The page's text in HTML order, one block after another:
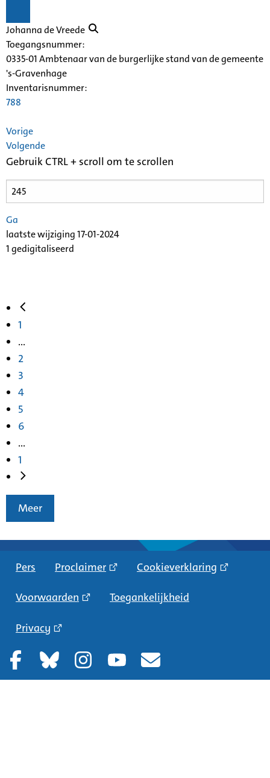
Johanna de Vreede
Toegangsnummer:
0335-01 Ambtenaar van de burgerlijke stand van de gemeente
's-Gravenhage
Inventarisnummer:
788
Vorige
Volgende
Gebruik CTRL + scroll om te scrollen
Ga
laatste wijziging 17-01-2024
1 gedigitaliseerd
1
...
2
3
4
5
6
...
1
Meer
Pers Proclaimer Cookieverklaring
Voorwaarden Toegankelijkheid
Privacy